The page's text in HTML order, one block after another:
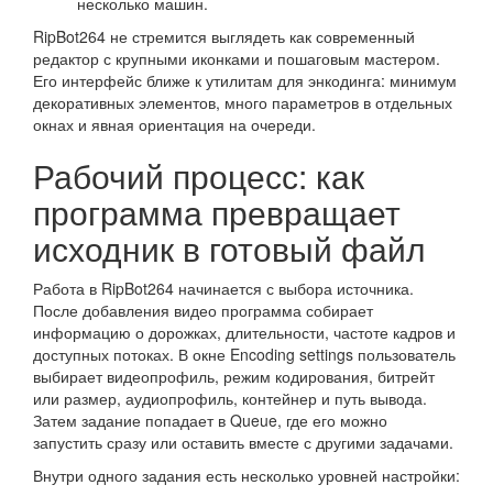
RipBot264 не стремится выглядеть как современный
редактор с крупными иконками и пошаговым мастером.
Его интерфейс ближе к утилитам для энкодинга: минимум
декоративных элементов, много параметров в отдельных
окнах и явная ориентация на очереди.
Рабочий процесс: как
программа превращает
исходник в готовый файл
Работа в RipBot264 начинается с выбора источника.
После добавления видео программа собирает
информацию о дорожках, длительности, частоте кадров и
доступных потоках. В окне Encoding settings пользователь
выбирает видеопрофиль, режим кодирования, битрейт
или размер, аудиопрофиль, контейнер и путь вывода.
Затем задание попадает в Queue, где его можно
запустить сразу или оставить вместе с другими задачами.
Внутри одного задания есть несколько уровней настройки: